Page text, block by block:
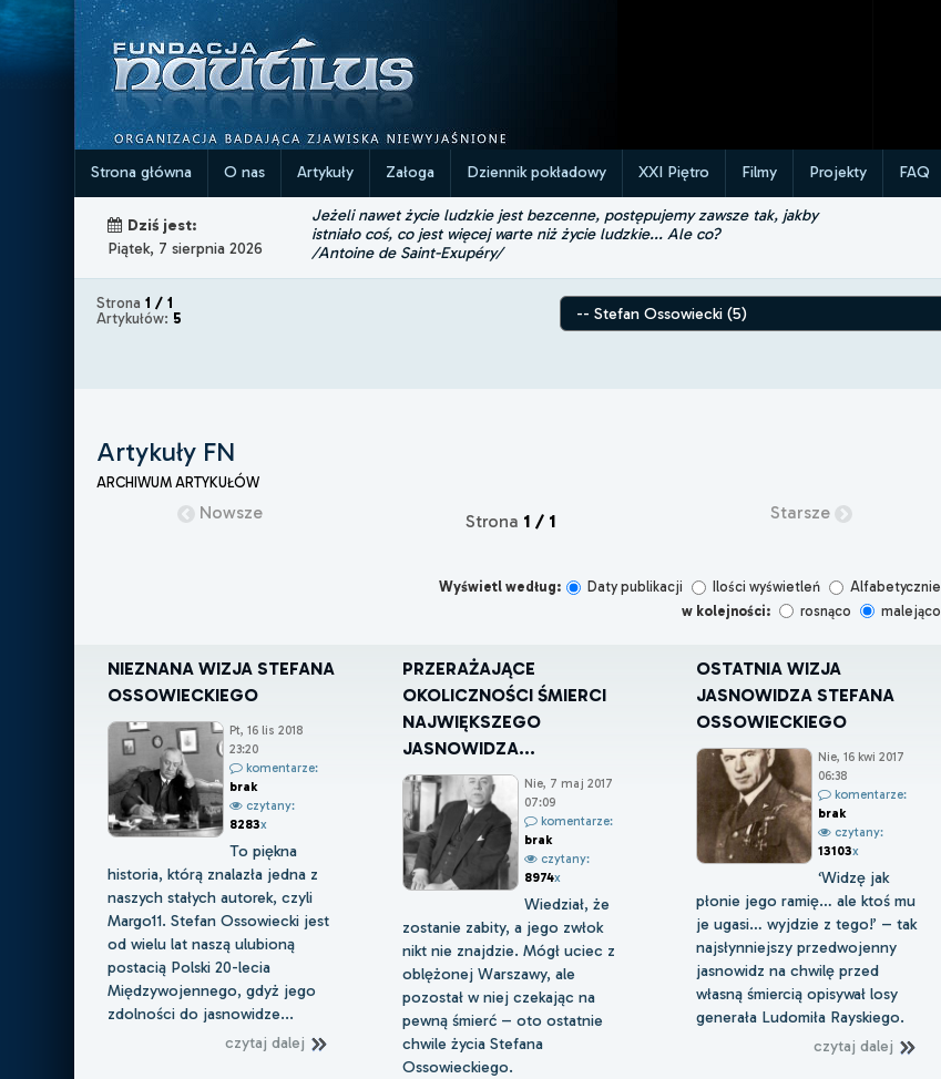
Strona główna O nas Artykuły Załoga Dziennik pokładowy XXI Piętro Filmy Projekty FAQ
Dziś jest:
Piątek, 7 sierpnia 2026
Jeżeli nawet życie ludzkie jest bezcenne, postępujemy zawsze tak, jakby
istniało coś, co jest więcej warte niż życie ludzkie... Ale co?
/Antoine de Saint-Exupéry/
Strona1 / 1
Artykułów: 5
Artykuły FN
ARCHIWUM ARTYKUŁÓW
Nowsze Strona 1 / 1 Starsze
Wyświetl według: Daty publikacji Ilości wyświetleń
Alfabetycznie
w kolejności:
rosnąco malejąco
NIEZNANA WIZJA STEFANA
OSSOWIECKIEGO
Pt, 16 lis 2018
23:20
komentarze:
brak
czytany:
8283x
To piękna
historia, którą znalazła jedna z
naszych stałych autorek, czyli
Margo11. Stefan Ossowiecki jest
od wielu lat naszą ulubioną
postacią Polski 20-lecia
Międzywojennego, gdyż jego
zdolności do jasnowidze...
czytaj dalej
PRZERAŻAJĄCE
OKOLICZNOŚCI ŚMIERCI
NAJWIĘKSZEGO
JASNOWIDZA...
Nie, 7 maj 2017
07:09
komentarze:
brak
czytany:
8974x
Wiedział, że
zostanie zabity, a jego zwłok
nikt nie znajdzie. Mógł uciec z
oblężonej Warszawy, ale
pozostał w niej czekając na
pewną śmierć – oto ostatnie
chwile życia Stefana
Ossowieckiego.
OSTATNIA WIZJA
JASNOWIDZA STEFANA
OSSOWIECKIEGO
Nie, 16 kwi 2017
06:38
komentarze:
brak
czytany:
13103x
‘Widzę jak
płonie jego ramię… ale ktoś mu
je ugasi… wyjdzie z tego!’ – tak
najsłynniejszy przedwojenny
jasnowidz na chwilę przed
własną śmiercią opisywał losy
generała Ludomiła Rayskiego.
czytaj dalej